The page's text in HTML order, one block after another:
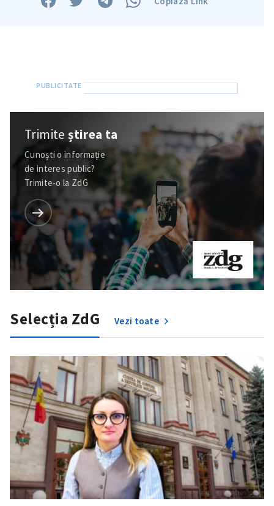
Trimite o informație
Despre ZdG
Trimiteștirea ta
Cunoști o informație
de interes public?
Trimite-o la ZdG
Selecția ZdG Vezi toate